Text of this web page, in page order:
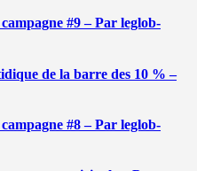
#9 – Par leglob-
de la barre des 10 % –
#8 – Par leglob-